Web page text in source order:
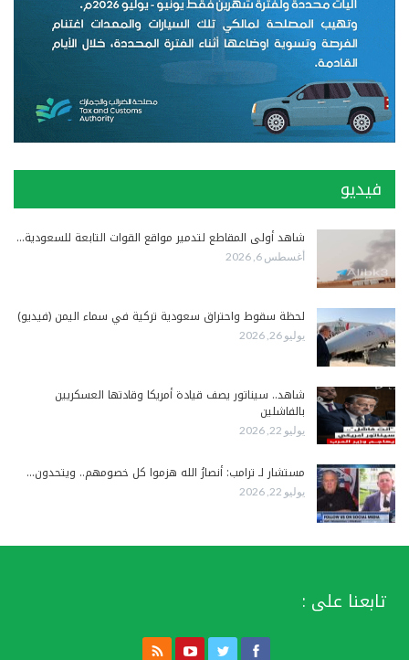
فيديو
شاهد أولى المقاطع لتدمير مواقع القوات التابعة للسعودية…
أغسطس 6, 2026
لحظة سقوط واحتراق سعودية تركية في سماء اليمن (فيديو)
يوليو 26, 2026
شاهد.. سيناتور يصف قيادة أمريكا وقادتها العسكريين
بالفاشلين
يوليو 22, 2026
مستشار لـ ترامب: أنصارُ الله هزموا كل خصومهم.. ويتحدون…
يوليو 22, 2026
تابعنا على :